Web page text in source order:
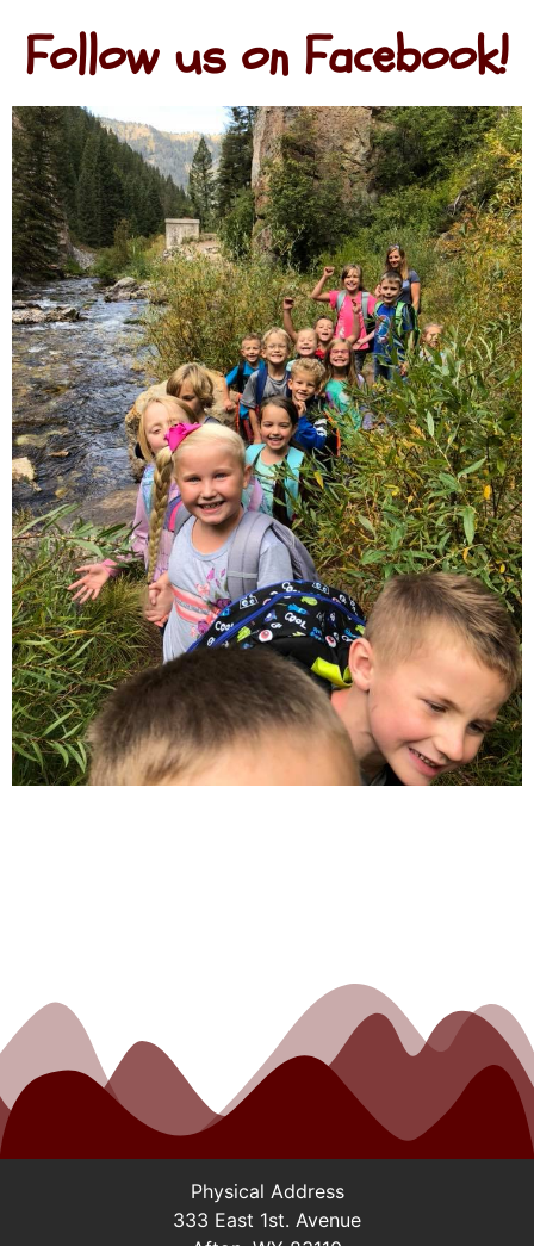
Follow us on Facebook!
Fat Pirate Casino i obóz
wodzów – dwie strony tego
samego medalu
dynamiczny świat online, pełen emocji i adrenaliny,
który na pierwszy rzut oka przypomina obóz wodzów,
gdzie rządzi strategia i instynkt. Jako doświadczony
Physical Address
333 East 1st. Avenue